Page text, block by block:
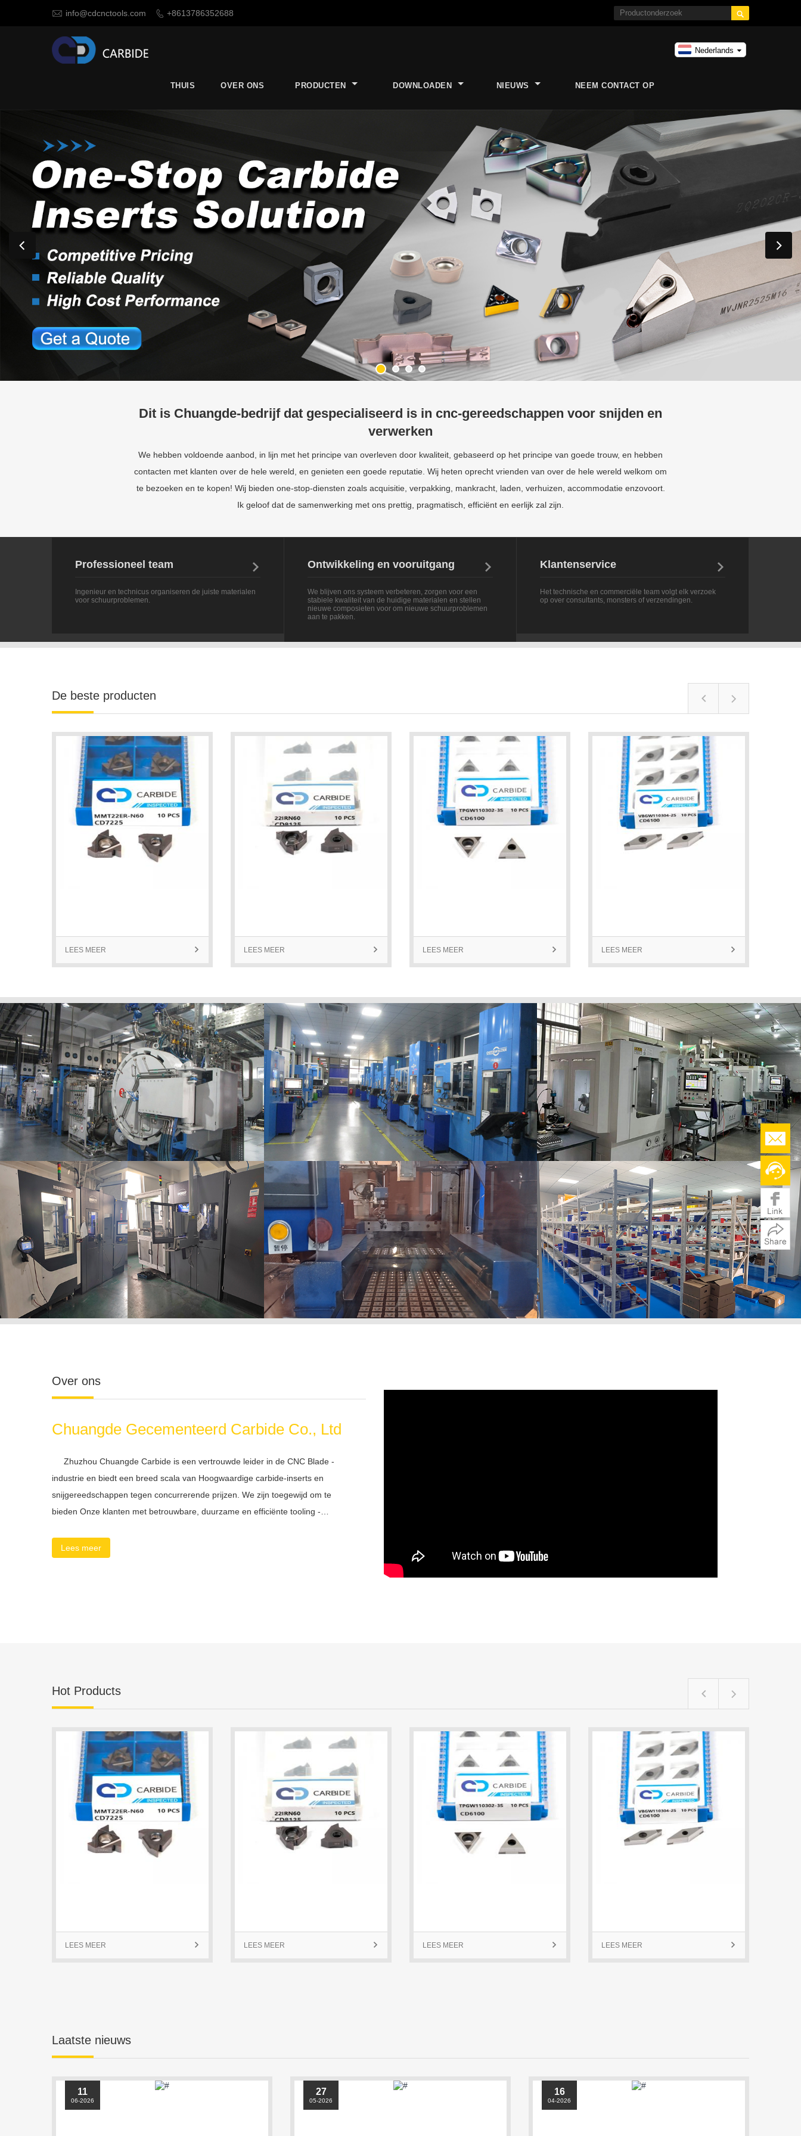
 info@cdcnctools.com  +8613786352688 
Nederlands
THUIS OVER ONS PRODUCTEN DOWNLOADEN NIEUWS NEEM CONTACT OP
Dit is Chuangde-bedrijf dat gespecialiseerd is in cnc-gereedschappen voor snijden en
verwerken
We hebben voldoende aanbod, in lijn met het principe van overleven door kwaliteit, gebaseerd op het principe van goede trouw, en hebben
contacten met klanten over de hele wereld, en genieten een goede reputatie. Wij heten oprecht vrienden van over de hele wereld welkom om
te bezoeken en te kopen! Wij bieden one-stop-diensten zoals acquisitie, verpakking, mankracht, laden, verhuizen, accommodatie enzovoort.
Ik geloof dat de samenwerking met ons prettig, pragmatisch, efficiënt en eerlijk zal zijn.
Professioneel team 
Ingenieur en technicus organiseren de juiste materialen
voor schuurproblemen.
Ontwikkeling en vooruitgang 
We blijven ons systeem verbeteren, zorgen voor een
stabiele kwaliteit van de huidige materialen en stellen
nieuwe composieten voor om nieuwe schuurproblemen
aan te pakken.
Klantenservice 
Het technische en commerciële team volgt elk verzoek
op over consultants, monsters of verzendingen.
De beste producten
LEES MEER  LEES MEER  LEES MEER  LEES MEER 
Over ons
Chuangde Gecementeerd Carbide Co., Ltd
Zhuzhou Chuangde Carbide is een vertrouwde leider in de CNC Blade -
industrie en biedt een breed scala van Hoogwaardige carbide-inserts en
snijgereedschappen tegen concurrerende prijzen. We zijn toegewijd om te
bieden Onze klanten met betrouwbare, duurzame en efficiënte tooling -
accessoires worden door fabrikanten over de hele wereld gebruikt om precisie te
Lees meer
Hot Products
LEES MEER  LEES MEER  LEES MEER  LEES MEER 
Laatste nieuws
11
06-2026
27
05-2026
16
04-2026